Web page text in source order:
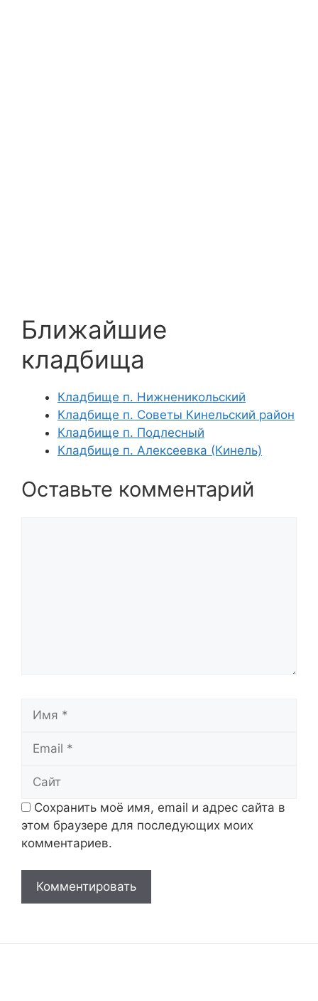
Ближайшие
кладбища
Кладбище п. Нижненикольский
Кладбище п. Советы Кинельский район
Кладбище п. Подлесный
Кладбище п. Алексеевка (Кинель)
Оставьте комментарий
Сохранить моё имя, email и адрес сайта в
этом браузере для последующих моих
комментариев.